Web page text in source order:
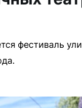
фестиваль